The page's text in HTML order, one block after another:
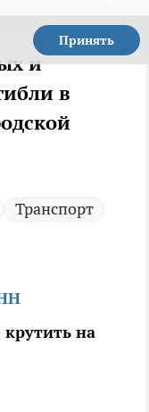
Принять
и
в
Транспорт
на